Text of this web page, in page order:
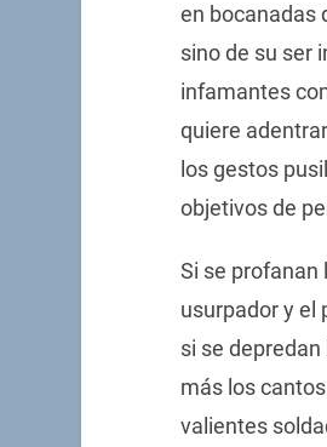
en bocanadas
sino de su ser
infamantes
quiere
los gestos
objetivos de
Si se profanan
usurpador y el
si se
más los
valientes